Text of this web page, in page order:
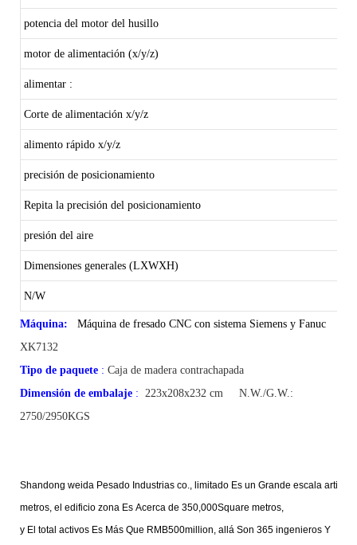
potencia del motor del husillo
motor de alimentación (x/y/z)
alimentar :
Corte de alimentación x/y/z
alimento rápido x/y/z
precisión de posicionamiento
Repita la precisión del posicionamiento
presión del aire
Dimensiones generales (LXWXH)
N/W
Máquina:
Máquina de fresado CNC con sistema Siemens y Fanuc
XK7132
Tipo de paquete : Caja de madera contrachapada
Dimensión de embalaje : 223x208x232 cm
N.W./G.W.:
2750/2950KGS
Shandong weida Pesado Industrias co., limitado Es un Grande escala
metros, el edificio zona Es Acerca de 350,000Square metros,
y El total activos Es Más Que RMB500million, allá Son 365 ingenieros Y